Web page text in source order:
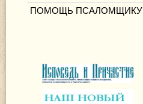
ПОМОЩЬ ПСАЛОМЩИКУ